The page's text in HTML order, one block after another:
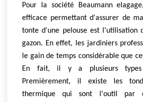
Pour la société Beaumann
efficace permettant d'assurer de
tonte d'une pelouse est l'utilisation
gazon. En effet, les jardiniers
le gain de temps considérable que
En fait, il y a plusieurs types
Premièrement, il existe les
thermique qui sont l'outil par